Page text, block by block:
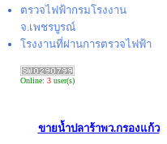
ตรวจไฟฟ้ากรมโรงงาน
จ.เพชรบูรณ์
โรงงานที่ผ่านการตรวจไฟฟ้า
Online: 3 user(s)
ขายน้ำปลาร้าพว.กรองแก้ว